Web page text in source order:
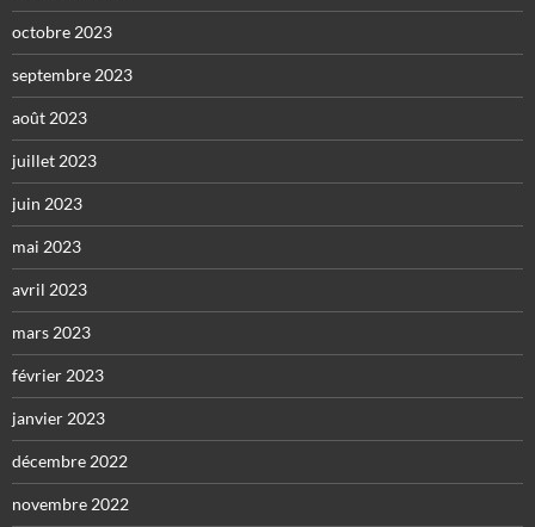
octobre 2023
septembre 2023
août 2023
juillet 2023
juin 2023
mai 2023
avril 2023
mars 2023
février 2023
janvier 2023
décembre 2022
novembre 2022